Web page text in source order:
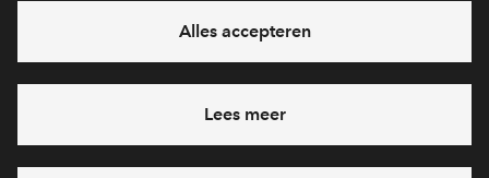
Ja, ik wil mij aanmelden
Heb je een vraag en wil je direct antwoord? Bel ons op
712 28 46